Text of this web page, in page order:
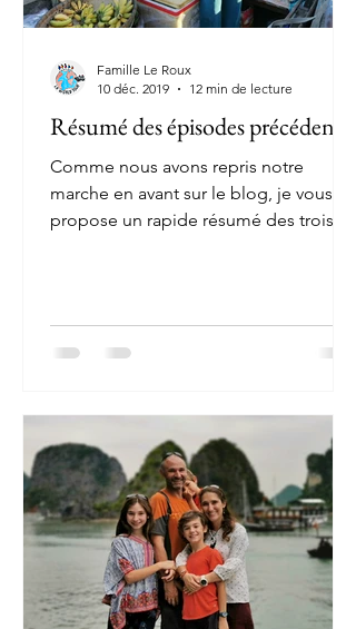
Résumé des épisodes précédents
Comme nous avons repris notre
marche en avant sur le blog, je vous
propose un rapide résumé des trois
Famille Le Roux
10 déc. 2019
12 min de lecture